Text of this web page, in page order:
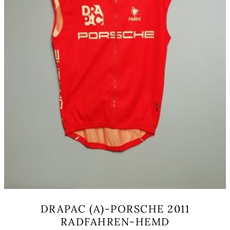
DRAPAC (A)-PORSCHE 2011
RADFAHREN-HEMD